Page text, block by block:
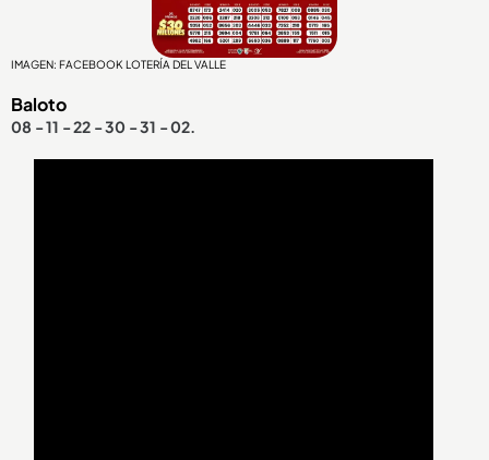
IMAGEN: FACEBOOK LOTERÍA DEL VALLE
Baloto
08 - 11 - 22 - 30 - 31 - 02.